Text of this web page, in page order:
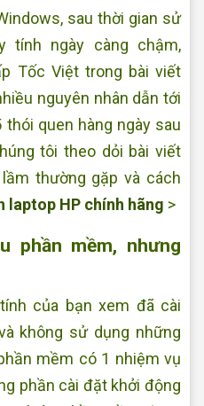
sau thời gian sử
tính ngày càng chậm,
Tốc Việt trong bài viết
nguyên nhân dẫn tới
quen hàng ngày sau
tôi theo dỏi bài viết
thường gặp và cách
laptop HP chính hãng >
phần mềm, nhưng
của bạn xem đã cài
không sử dụng những
mềm có 1 nhiệm vụ
phần cài đặt khởi động